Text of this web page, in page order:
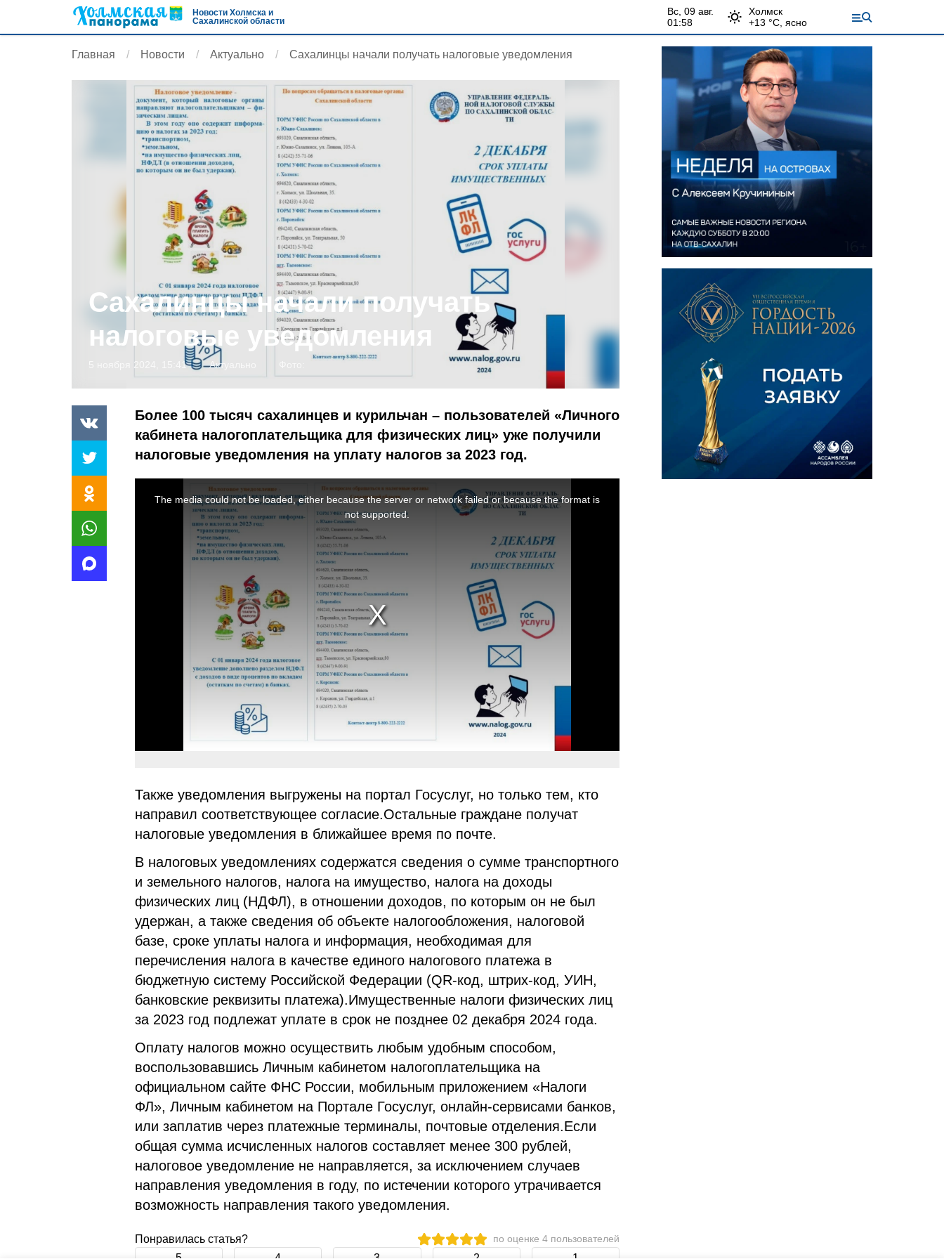
Новости Холмска и
Сахалинской области
вс, 09 авг.
01:58
Холмск
+13 °С, ясно
Главная Новости Актуально Сахалинцы начали получать налоговые уведомления
Сахалинцы начали получать
налоговые уведомления
5 ноября 2024, 15:41 Актуально
Более 100 тысяч сахалинцев и курильчан – пользователей «Личного
кабинета налогоплательщика для физических лиц» уже получили
налоговые уведомления на уплату налогов за 2023 год.
The media could not be loaded, either because the server or network failed or because the format is
not supported.
Также уведомления выгружены на портал Госуслуг, но только тем, кто
направил соответствующее согласие.Остальные граждане получат
налоговые уведомления в ближайшее время по почте.
В налоговых уведомлениях содержатся сведения о сумме транспортного
и земельного налогов, налога на имущество, налога на доходы
физических лиц (НДФЛ), в отношении доходов, по которым он не был
удержан, а также сведения об объекте налогообложения, налоговой
базе, сроке уплаты налога и информация, необходимая для
перечисления налога в качестве единого налогового платежа в
бюджетную систему Российской Федерации (QR-код, штрих-код, УИН,
банковские реквизиты платежа).Имущественные налоги физических лиц
за 2023 год подлежат уплате в срок не позднее 02 декабря 2024 года.
Оплату налогов можно осуществить любым удобным способом,
воспользовавшись Личным кабинетом налогоплательщика на
официальном сайте ФНС России, мобильным приложением «Налоги
ФЛ», Личным кабинетом на Портале Госуслуг, онлайн-сервисами банков,
или заплатив через платежные терминалы, почтовые отделения.Если
общая сумма исчисленных налогов составляет менее 300 рублей,
налоговое уведомление не направляется, за исключением случаев
направления уведомления в году, по истечении которого утрачивается
возможность направления такого уведомления.
Понравилась статья? по оценке 4 пользователей